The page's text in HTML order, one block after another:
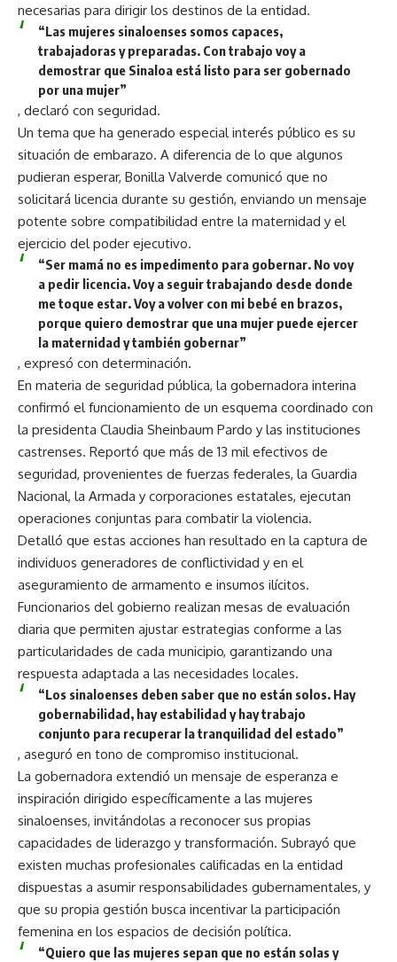
necesarias para dirigir los destinos de la entidad.
“Las mujeres sinaloenses somos capaces,
trabajadoras y preparadas. Con trabajo voy a
demostrar que Sinaloa está listo para ser gobernado
por una mujer”
, declaró con seguridad.
Un tema que ha generado especial interés público es su
situación de embarazo. A diferencia de lo que algunos
pudieran esperar, Bonilla Valverde comunicó que no
solicitará licencia durante su gestión, enviando un mensaje
potente sobre compatibilidad entre la maternidad y el
ejercicio del poder ejecutivo.
“Ser mamá no es impedimento para gobernar. No voy
a pedir licencia. Voy a seguir trabajando desde donde
me toque estar. Voy a volver con mi bebé en brazos,
porque quiero demostrar que una mujer puede ejercer
la maternidad y también gobernar”
, expresó con determinación.
En materia de seguridad pública, la gobernadora interina
confirmó el funcionamiento de un esquema coordinado con
la presidenta Claudia Sheinbaum Pardo y las instituciones
castrenses. Reportó que más de 13 mil efectivos de
seguridad, provenientes de fuerzas federales, la Guardia
Nacional, la Armada y corporaciones estatales, ejecutan
operaciones conjuntas para combatir la violencia.
Detalló que estas acciones han resultado en la captura de
individuos generadores de conflictividad y en el
aseguramiento de armamento e insumos ilícitos.
Funcionarios del gobierno realizan mesas de evaluación
diaria que permiten ajustar estrategias conforme a las
particularidades de cada municipio, garantizando una
respuesta adaptada a las necesidades locales.
“Los sinaloenses deben saber que no están solos. Hay
gobernabilidad, hay estabilidad y hay trabajo
conjunto para recuperar la tranquilidad del estado”
, aseguró en tono de compromiso institucional.
La gobernadora extendió un mensaje de esperanza e
inspiración dirigido específicamente a las mujeres
sinaloenses, invitándolas a reconocer sus propias
capacidades de liderazgo y transformación. Subrayó que
existen muchas profesionales calificadas en la entidad
dispuestas a asumir responsabilidades gubernamentales, y
que su propia gestión busca incentivar la participación
femenina en los espacios de decisión política.
“Quiero que las mujeres sepan que no están solas y